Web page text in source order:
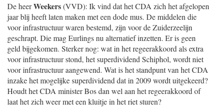
De heerWeekers(VVD): Ik vind dat het CDA zich het afgelopen
jaar blij heeft laten maken met een dode mus. De middelen die
voor infrastructuur waren bestemd, zijn voor de Zuiderzeelijn
geschrapt. Die mag Eurlings nu alternatief inzetten. Er is geen
geld bijgekomen. Sterker nog: wat in het regeerakkoord als extra
voor infrastructuur stond, het superdividend Schiphol, wordt niet
voor infrastructuur aangewend. Wat is het standpunt van het CDA
inzake het mogelijke superdividend dat in 2009 wordt uitgekeerd?
Houdt het CDA minister Bos dan wel aan het regeerakkoord of
laat het zich weer met een kluitje in het riet sturen?